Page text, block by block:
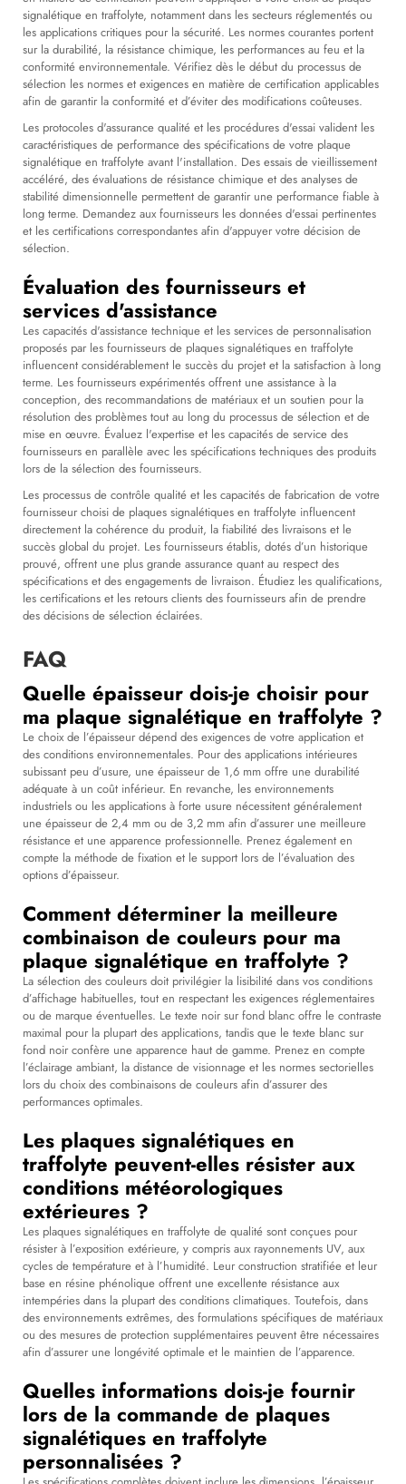
signalétique en traffolyte, notamment dans les secteurs réglementés ou
les applications critiques pour la sécurité. Les normes courantes portent
sur la durabilité, la résistance chimique, les performances au feu et la
conformité environnementale. Vérifiez dès le début du processus de
sélection les normes et exigences en matière de certification applicables
afin de garantir la conformité et d’éviter des modifications coûteuses.
Les protocoles d'assurance qualité et les procédures d'essai valident les
caractéristiques de performance des spécifications de votre plaque
signalétique en traffolyte avant l'installation. Des essais de vieillissement
accéléré, des évaluations de résistance chimique et des analyses de
stabilité dimensionnelle permettent de garantir une performance fiable à
long terme. Demandez aux fournisseurs les données d'essai pertinentes
et les certifications correspondantes afin d'appuyer votre décision de
sélection.
Évaluation des fournisseurs et
services d'assistance
Les capacités d'assistance technique et les services de personnalisation
proposés par les fournisseurs de plaques signalétiques en traffolyte
influencent considérablement le succès du projet et la satisfaction à long
terme. Les fournisseurs expérimentés offrent une assistance à la
conception, des recommandations de matériaux et un soutien pour la
résolution des problèmes tout au long du processus de sélection et de
mise en œuvre. Évaluez l'expertise et les capacités de service des
fournisseurs en parallèle avec les spécifications techniques des produits
lors de la sélection des fournisseurs.
Les processus de contrôle qualité et les capacités de fabrication de votre
fournisseur choisi de plaques signalétiques en traffolyte influencent
directement la cohérence du produit, la fiabilité des livraisons et le
succès global du projet. Les fournisseurs établis, dotés d’un historique
prouvé, offrent une plus grande assurance quant au respect des
spécifications et des engagements de livraison. Étudiez les qualifications,
les certifications et les retours clients des fournisseurs afin de prendre
des décisions de sélection éclairées.
FAQ
Quelle épaisseur dois-je choisir pour
ma plaque signalétique en traffolyte ?
Le choix de l’épaisseur dépend des exigences de votre application et
des conditions environnementales. Pour des applications intérieures
subissant peu d’usure, une épaisseur de 1,6 mm offre une durabilité
adéquate à un coût inférieur. En revanche, les environnements
industriels ou les applications à forte usure nécessitent généralement
une épaisseur de 2,4 mm ou de 3,2 mm afin d’assurer une meilleure
résistance et une apparence professionnelle. Prenez également en
compte la méthode de fixation et le support lors de l’évaluation des
options d’épaisseur.
Comment déterminer la meilleure
combinaison de couleurs pour ma
plaque signalétique en traffolyte ?
La sélection des couleurs doit privilégier la lisibilité dans vos conditions
d’affichage habituelles, tout en respectant les exigences réglementaires
ou de marque éventuelles. Le texte noir sur fond blanc offre le contraste
maximal pour la plupart des applications, tandis que le texte blanc sur
fond noir confère une apparence haut de gamme. Prenez en compte
l’éclairage ambiant, la distance de visionnage et les normes sectorielles
lors du choix des combinaisons de couleurs afin d’assurer des
performances optimales.
Les plaques signalétiques en
traffolyte peuvent-elles résister aux
conditions météorologiques
extérieures ?
Les plaques signalétiques en traffolyte de qualité sont conçues pour
résister à l’exposition extérieure, y compris aux rayonnements UV, aux
cycles de température et à l’humidité. Leur construction stratifiée et leur
base en résine phénolique offrent une excellente résistance aux
intempéries dans la plupart des conditions climatiques. Toutefois, dans
des environnements extrêmes, des formulations spécifiques de matériaux
ou des mesures de protection supplémentaires peuvent être nécessaires
afin d’assurer une longévité optimale et le maintien de l’apparence.
Quelles informations dois-je fournir
lors de la commande de plaques
signalétiques en traffolyte
personnalisées ?